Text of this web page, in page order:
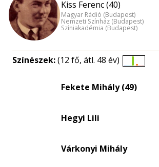
Kiss Ferenc (40)
Magyar Rádió (Budapest)
Nemzeti Színház (Budapest)
Színiakadémia (Budapest)
Színészek:(12 fő, átl. 48 év)
eloszlás
Fekete Mihály (49)
Hegyi Lili
Várkonyi Mihály